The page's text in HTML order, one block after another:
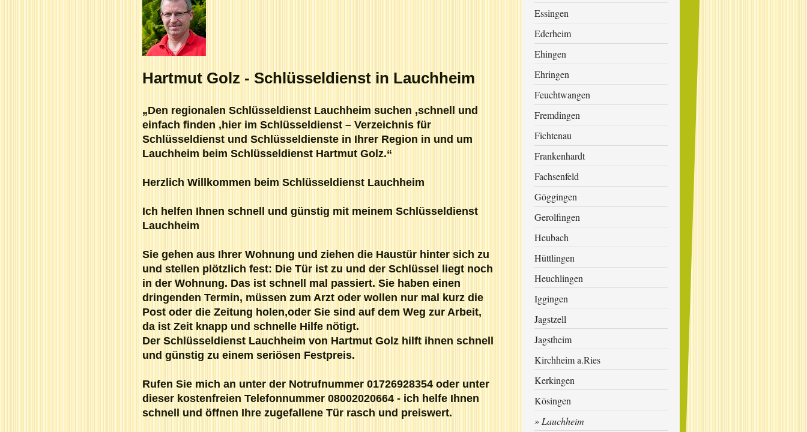
Hartmut Golz - Schlüsseldienst in Lauchheim
„Den regionalen Schlüsseldienst Lauchheim suchen ,schnell und
einfach finden ,hier im Schlüsseldienst – Verzeichnis für
Schlüsseldienst und Schlüsseldienste in Ihrer Region in und um
Lauchheim beim Schlüsseldienst Hartmut Golz.“
Herzlich Willkommen beim Schlüsseldienst Lauchheim
Ich helfen Ihnen schnell und günstig mit meinem Schlüsseldienst
Lauchheim
Sie gehen aus Ihrer Wohnung und ziehen die Haustür hinter sich zu
und stellen plötzlich fest: Die Tür ist zu und der Schlüssel liegt noch
in der Wohnung. Das ist schnell mal passiert. Sie haben einen
dringenden Termin, müssen zum Arzt oder wollen nur mal kurz die
Post oder die Zeitung holen,oder Sie sind auf dem Weg zur Arbeit,
da ist Zeit knapp und schnelle Hilfe nötigt.
Der Schlüsseldienst Lauchheim von Hartmut Golz hilft ihnen schnell
und günstig zu einem seriösen Festpreis.
Rufen Sie mich an unter der Notrufnummer 01726928354 oder unter
dieser kostenfreien Telefonnummer 08002020664 - ich helfe Ihnen
schnell und öffnen Ihre zugefallene Tür rasch und preiswert.
Essingen
Ederheim
Ehingen
Ehringen
Feuchtwangen
Fremdingen
Fichtenau
Frankenhardt
Fachsenfeld
Göggingen
Gerolfingen
Heubach
Hüttlingen
Heuchlingen
Iggingen
Jagstzell
Jagstheim
Kirchheim a.Ries
Kerkingen
Kösingen
Lauchheim